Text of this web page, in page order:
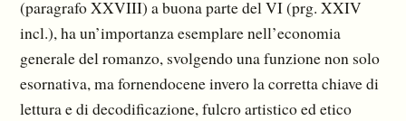
(paragrafo XXVIII) a buona parte del VI (prg. XXIV
incl.), ha un’importanza esemplare nell’economia
generale del romanzo, svolgendo una funzione non solo
esornativa, ma fornendocene invero la corretta chiave di
lettura e di decodificazione, fulcro artistico ed etico